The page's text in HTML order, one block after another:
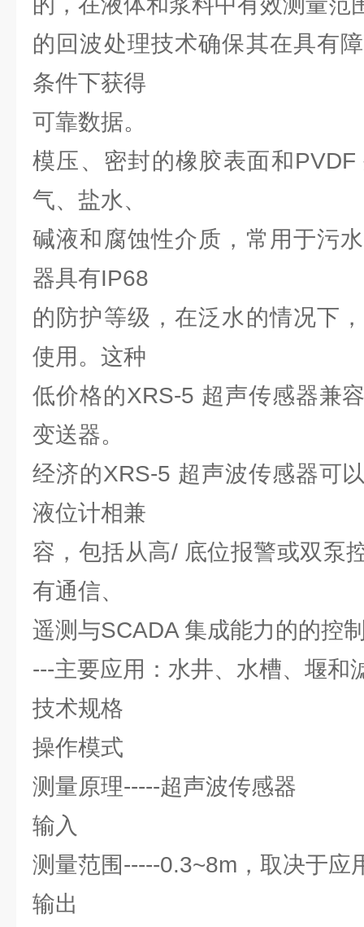
的回波处理技术确保其在具有
条件下获得
可靠数据。
模压、密封的橡胶表面和
气、盐水、
碱液和腐蚀性介质，常用于污
器具有IP68
的防护等级，在泛水的情况下
使用。这种
低价格的XRS-5 超声传感器兼
变送器。
经济的XRS-5 超声波传感器可
液位计相兼
容，包括从高/ 底位报警或双泵
有通信、
遥测与SCADA 集成能力的的控
---主要应用：水井、水槽、堰和
技术规格
操作模式
测量原理-----超声波传感器
输入
测量范围-----0.3~8m，取决于应
输出